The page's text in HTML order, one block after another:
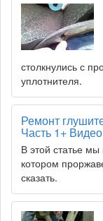
столкнулись с
уплотнителя.
Ремонт
Часть 1+ Видео
В этой статье
котором
сказать.